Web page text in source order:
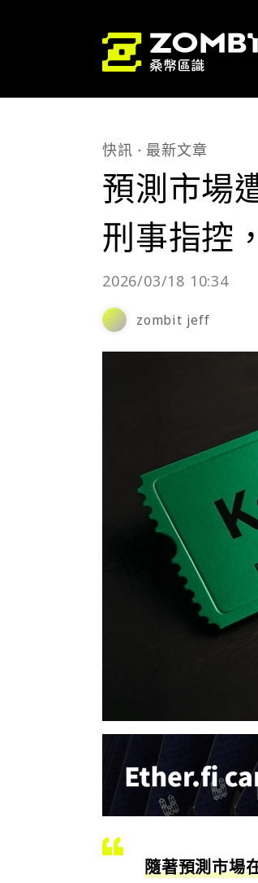
快訊 最新文章
預測市場
刑事指控
2026/03/18 10:34
zombit jeff
隨著預測市場